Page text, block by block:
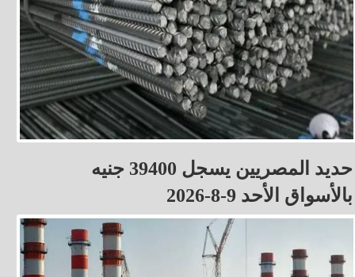
حديد المصريين يسجل 39400 جنيه
بالأسواق الأحد 9-8-2026